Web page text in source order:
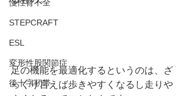
慢性腎不全
STEPCRAFT
ESL
変形性股関節症
後十字靭帯
足の機能を最適化するというのは、ざ
っくり言えば歩きやすくなるし走りや